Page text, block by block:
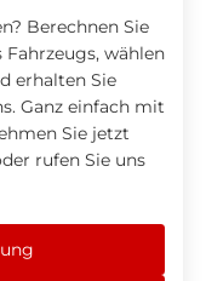
Berechnen Sie
wählen
erhalten Sie
Ganz einfach mit
Sie jetzt
rufen Sie uns